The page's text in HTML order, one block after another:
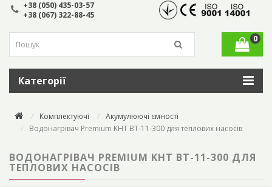
+38 (050) 435-03-57
+38 (067) 322-88-45
0
Категорії
Комплектуючі
Акумулюючі ємності
Водонагрівач Premium KHT BT-11-300 для теплових насосів
ВОДОНАГРІВАЧ PREMIUM KHT BT-11-300 ДЛЯ
ТЕПЛОВИХ НАСОСІВ